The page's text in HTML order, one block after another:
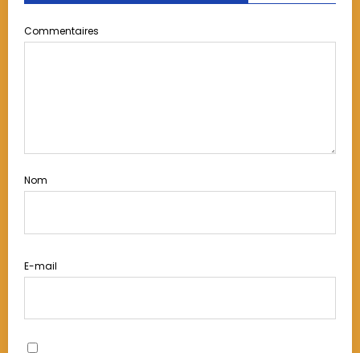
Commentaires
Nom
E-mail